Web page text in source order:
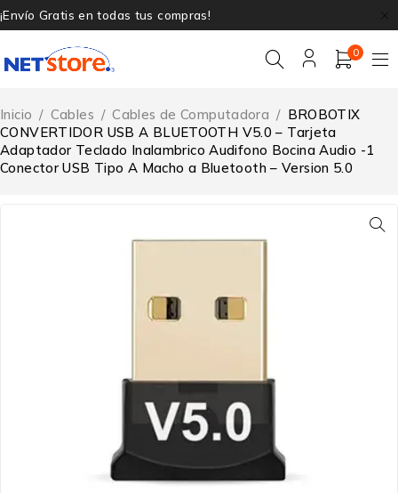
¡Envío Gratis en todas tus compras!
0
Inicio / Cables / Cables de Computadora / BROBOTIX
CONVERTIDOR USB A BLUETOOTH V5.0 – Tarjeta
Adaptador Teclado Inalambrico Audifono Bocina Audio -1
Conector USB Tipo A Macho a Bluetooth – Version 5.0